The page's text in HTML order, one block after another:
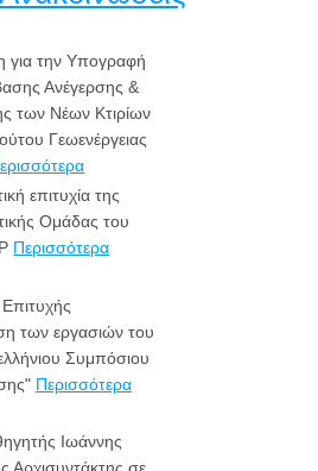
για την Υπογραφή
Ανέγερσης &
των Νέων Κτιρίων
Γεωενέργειας
επιτυχία της
Ομάδας του
Περισσότερα
Επιτυχής
των εργασιών του
Συμπόσιου
Περισσότερα
Ιωάννης